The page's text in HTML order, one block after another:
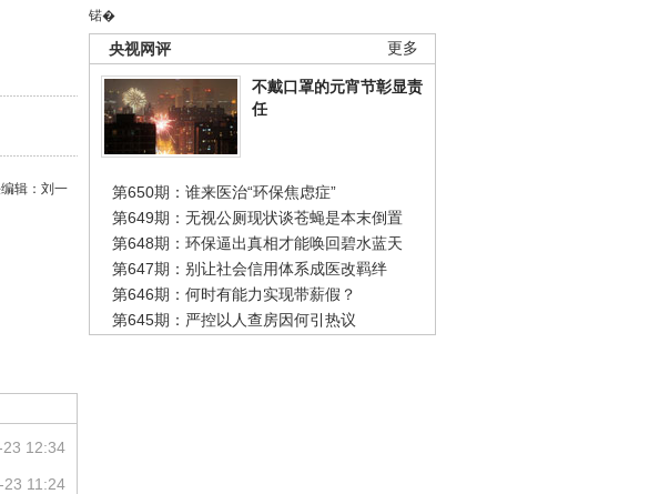
锘�
更多
央视网评
不戴口罩的元宵节彰显责
任
第650期：谁来医治“环保焦虑症”
第649期：无视公厕现状谈苍蝇是本末倒置
第648期：环保逼出真相才能唤回碧水蓝天
第647期：别让社会信用体系成医改羁绊
第646期：何时有能力实现带薪假？
第645期：严控以人查房因何引热议
辑：刘一
12:34
23 11:24